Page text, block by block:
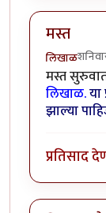
मस्त
लिखाळ
मस्त
लिखाळ.या
झाल्या
प्रतिसाद